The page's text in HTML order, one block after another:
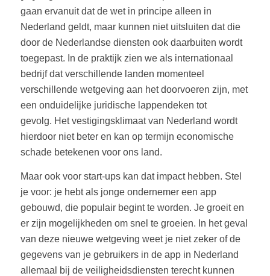
gaan ervanuit dat de wet in principe alleen in
Nederland geldt, maar kunnen niet uitsluiten dat die
door de Nederlandse diensten ook daarbuiten wordt
toegepast. In de praktijk zien we als internationaal
bedrijf dat verschillende landen momenteel
verschillende wetgeving aan het doorvoeren zijn, met
een onduidelijke juridische lappendeken tot
gevolg. Het vestigingsklimaat van Nederland wordt
hierdoor niet beter en kan op termijn economische
schade betekenen voor ons land.
Maar ook voor start-ups kan dat impact hebben. Stel
je voor: je hebt als jonge ondernemer een app
gebouwd, die populair begint te worden. Je groeit en
er zijn mogelijkheden om snel te groeien. In het geval
van deze nieuwe wetgeving weet je niet zeker of de
gegevens van je gebruikers in de app in Nederland
allemaal bij de veiligheidsdiensten terecht kunnen